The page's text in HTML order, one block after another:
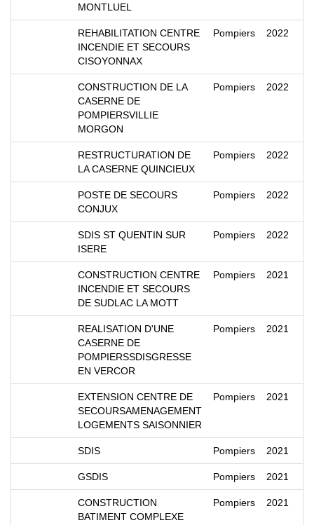
MONTLUEL
REHABILITATION CENTRE
INCENDIE ET SECOURS
CISOYONNAX
Pompiers 2022
CONSTRUCTION DE LA
CASERNE DE
POMPIERSVILLIE
MORGON
Pompiers 2022
RESTRUCTURATION DE
LA CASERNE QUINCIEUX
Pompiers 2022
POSTE DE SECOURS
CONJUX
Pompiers 2022
SDIS ST QUENTIN SUR
ISERE
Pompiers 2022
CONSTRUCTION CENTRE
INCENDIE ET SECOURS
DE SUDLAC LA MOTT
Pompiers 2021
REALISATION D'UNE
CASERNE DE
POMPIERSSDISGRESSE
EN VERCOR
Pompiers 2021
EXTENSION CENTRE DE
SECOURSAMENAGEMENT
LOGEMENTS SAISONNIER
Pompiers 2021
SDIS Pompiers 2021
GSDIS Pompiers 2021
CONSTRUCTION
BATIMENT COMPLEXE
Pompiers 2021